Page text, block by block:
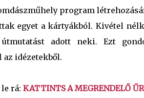
program
egyet a kártyákból. Kivétel
adott neki. Ezt
idézetekből.
rá: KATTINTS A MEGRENDELŐ